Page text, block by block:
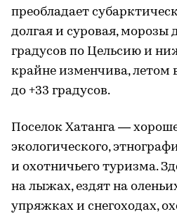
преобладает
долгая и суровая, морозы
градусов по Цельсию и
крайне изменчива,
до +33 градусов.
Поселок Хатанга —
экологического,
и охотничьего туризма.
на лыжах, ездят на
упряжках и снегоходах,